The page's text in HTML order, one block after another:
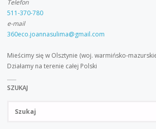
Telefon
511-370-780
e-mail
360eco.joannasulima@gmail.com
Mieścimy się w Olsztynie (woj. warmińsko-
Działamy na terenie całej Polski
SZUKAJ